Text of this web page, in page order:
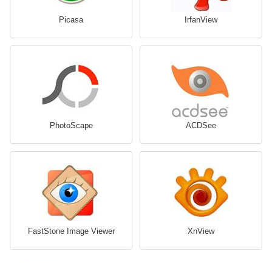
Picasa IrfanView
PhotoScape ACDSee
FastStone Image Viewer XnView